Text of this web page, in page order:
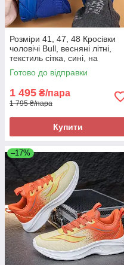
Розміри 41, 47, 48 Кросівки
чоловічі Bull, весняні літні,
текстиль сітка, сині, на
підошві з піни, легкі і зручні
Готово до відправки
1 495 ₴/пара
1 795 ₴/пара
Купити
–17%